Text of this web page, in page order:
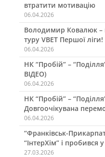
втратити мотивацію
06.04.2026
Володимир Ковалюк –
туру VBET Першої ліги!
06.04.2026
НК “Пробій” –
ВІДЕО)
06.04.2026
НК “Пробій” –
Довгоочікувана
06.04.2026
“Франківськ-
“ІнтерХім” і пробився
27.03.2026